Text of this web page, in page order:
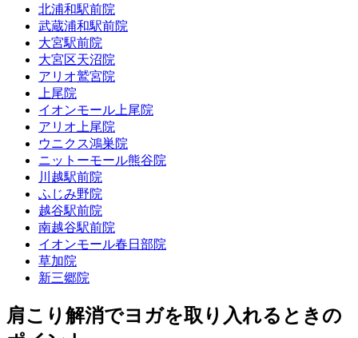
北浦和駅前院
武蔵浦和駅前院
大宮駅前院
大宮区天沼院
アリオ鷲宮院
上尾院
イオンモール上尾院
アリオ上尾院
ウニクス鴻巣院
ニットーモール熊谷院
川越駅前院
ふじみ野院
越谷駅前院
南越谷駅前院
イオンモール春日部院
草加院
新三郷院
肩こり解消でヨガを取り入れるときの